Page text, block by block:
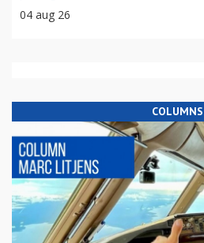
04 aug 26
COLUMNS